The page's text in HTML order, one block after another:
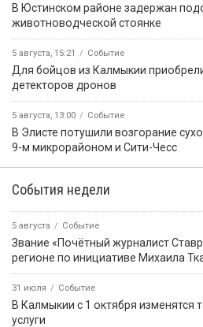
В Юстинском районе задержан
животноводческой стоянке
5 августа, 15:21 Событие
Для бойцов из Калмыкии
детекторов дронов
5 августа, 13:00 Событие
В Элисте потушили возгорание
9-м микрорайоном и Сити-Чесс
События недели
5 августа Событие
Звание «Почётный журналист
регионе по инициативе Михаила
31 июля Событие
В Калмыкии с 1 октября
услуги